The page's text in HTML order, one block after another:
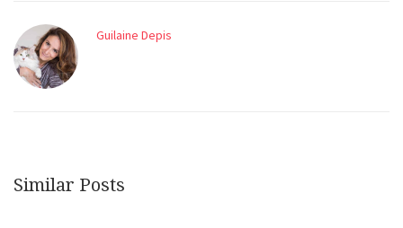
Guilaine Depis
Similar Posts